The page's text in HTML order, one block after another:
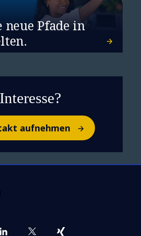
rückt in den
kommt mit der
zu
neue Pfade in
Interesse?
aufnehmen